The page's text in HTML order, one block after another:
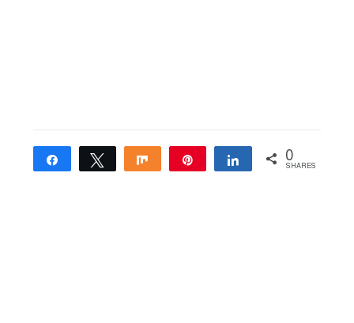
Share Tweet Share Share 0
SHARES